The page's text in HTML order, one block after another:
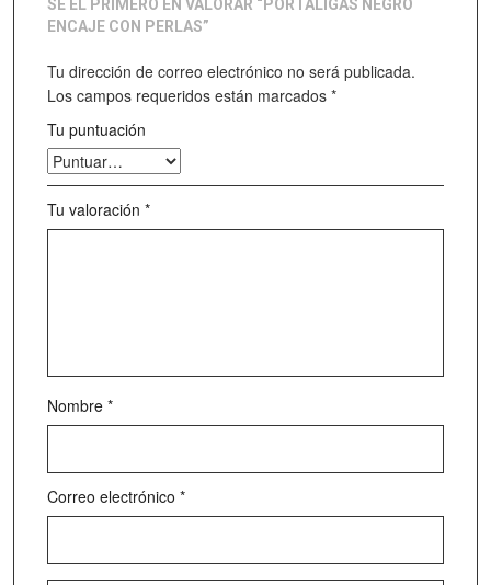
SÉ EL PRIMERO EN VALORAR “PORTALIGAS NEGRO
ENCAJE CON PERLAS”
Tu dirección de correo electrónico no será publicada.
Los campos requeridos están marcados *
Tu puntuación
Tu valoración *
Nombre *
Correo electrónico *